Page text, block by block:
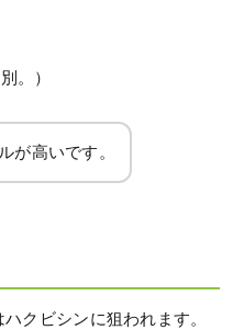
。）
が高いです。
クビシンに狙われます。